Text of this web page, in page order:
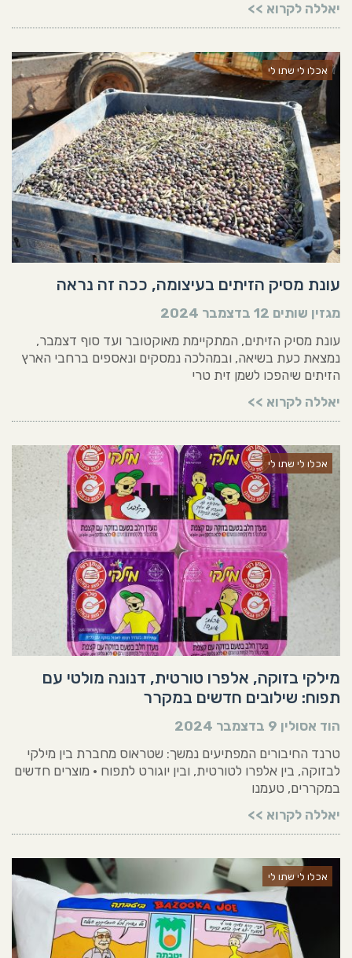
יאללה לקרוא >>
אכלו לי שתו לי
עונת מסיק הזיתים בעיצומה, ככה זה נראה
מגזין שותים 12 בדצמבר 2024
עונת מסיק הזיתים, המתקיימת מאוקטובר ועד סוף דצמבר,
נמצאת כעת בשיאה, ובמהלכה נמסקים ונאספים ברחבי הארץ
הזיתים שיהפכו לשמן זית טרי
יאללה לקרוא >>
אכלו לי שתו לי
מילקי בזוקה, אלפרו טורטית, דנונה מולטי עם
תפוח: שילובים חדשים במקרר
הוד אסולין 9 בדצמבר 2024
טרנד החיבורים המפתיעים נמשך: שטראוס מחברת בין מילקי
לבזוקה, בין אלפרו לטורטית, ובין יוגורט לתפוח • מוצרים חדשים
במקררים, טעמנו
יאללה לקרוא >>
אכלו לי שתו לי